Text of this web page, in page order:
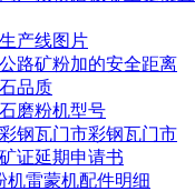
产线图片
路矿粉加的安全距离
品质
磨粉机型号
钢瓦门市彩钢瓦门市
证延期申请书
机雷蒙机配件明细